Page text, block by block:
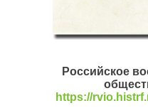
Российское
https://